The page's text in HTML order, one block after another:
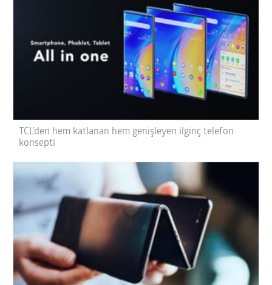
TCL’den hem katlanan hem genişleyen ilginç telefon
konsepti